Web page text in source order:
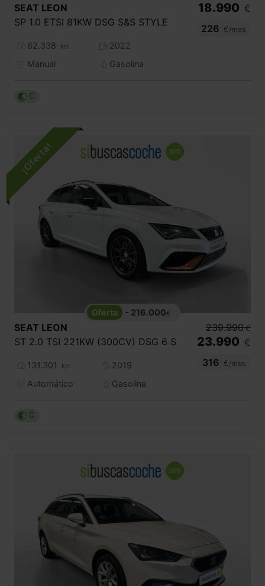
SEAT LEON
SP 1.0 ETSI 81KW DSG S&S STYLE
62.338 km
2022
Manual
Gasolina
18.990 €
226
€/mes
C
- 216.000€
SEAT LEON
ST 2.0 TSI 221KW (300CV) DSG 6 S
131.301 km
2019
Automático
Gasolina
239.990 €
23.990 €
316
€/mes
C